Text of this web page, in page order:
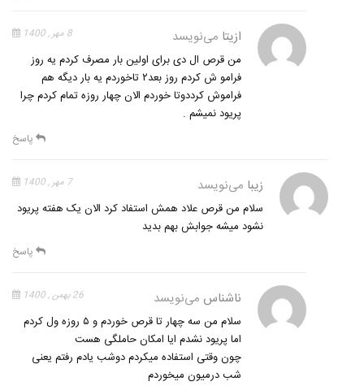
ازیتا می‌نویسد 8 مهر , 1400
من قرص ال دی برای اولین بار مصرف کردم یه روز
فرامو ش کردم روز بعد۲ تاخوردم یه بار دیگه هم
فراموش کرددوتا خوردم الان چهار روزه تمام کردم چرا
پریود نمیشم .
پاسخ
زیبا می‌نویسد 7 مهر , 1400
سلام من قرص علاد همش استفاد کرد الان یک هفته پریود
نشود میشه جوابش بهم بدید
پاسخ
ناشناس می‌نویسد 26 بهمن , 1400
سلام من سه چهار تا قرص خوردم و ۵ روزه ول کردم
اما پریود نشدم ایا امکان حاملگی هست
چون وقتی استفاده میکردم دوشب یادم رفتم یعنی
شب درمیون میخوردم